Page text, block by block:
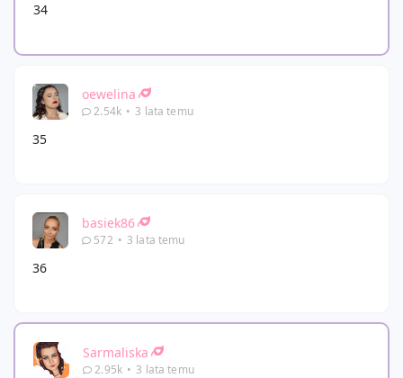
34
oewelina
2.54k • 3 lata temu
35
basiek86
572 • 3 lata temu
36
Sarmaliska
2.95k • 3 lata temu